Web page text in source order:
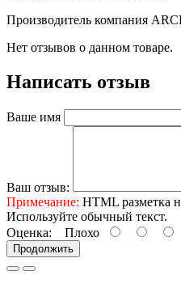
Производитель компания
Нет отзывов о данном товаре.
Написать отзыв
Ваше имя
Ваш отзыв:
Примечание: HTML разметка
Используйте обычный текст.
Оценка: Плохо
Продолжить